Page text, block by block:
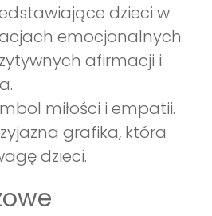
dzieci w
emocjonalnych.
afirmacji i
miłości i empatii.
grafika, która
dzieci.